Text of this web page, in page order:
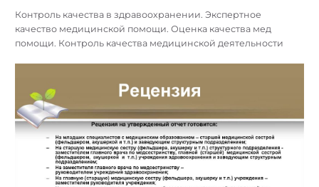
Контроль качества в здравоохранении. Экспертное
качество медицинской помощи. Оценка качества мед
помощи. Контроль качества медицинской деятельности